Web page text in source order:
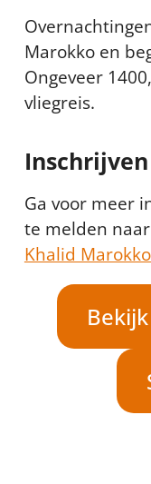
Marokko en
Ongeveer
vliegreis.
Inschrijven
Ga voor meer
te melden
Khalid